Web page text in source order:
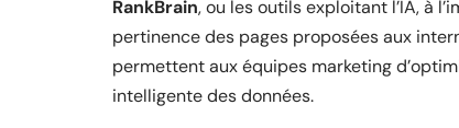
RankBrain, ou les outils exploitant l’IA, à
pertinence des pages proposées aux
permettent aux équipes marketing
intelligente des données.